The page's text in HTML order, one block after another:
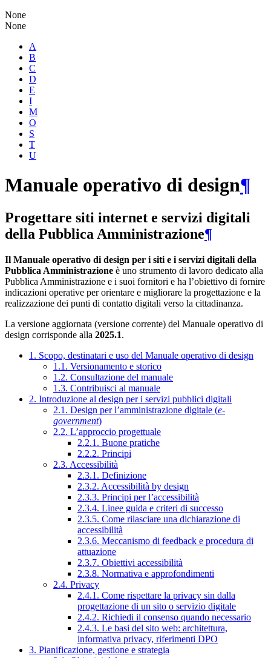
None
None
A
B
C
D
E
I
M
O
S
T
U
Manuale operativo di design¶
Progettare siti internet e servizi digitali
della Pubblica Amministrazione¶
Il Manuale operativo di design per i siti e i servizi digitali della
Pubblica Amministrazione è uno strumento di lavoro dedicato alla
Pubblica Amministrazione e i suoi fornitori e ha l’obiettivo di fornire
indicazioni operative per orientare e migliorare la progettazione e la
realizzazione dei punti di contatto digitali verso la cittadinanza.
La versione aggiornata (versione corrente) del Manuale operativo di
design corrisponde alla 2025.1.
1. Scopo, destinatari e uso del Manuale operativo di design
1.1. Versionamento e storico
1.2. Consultazione del manuale
1.3. Contribuisci al manuale
2. Introduzione al design per i servizi pubblici digitali
2.1. Design per l’amministrazione digitale (e-
government)
2.2. L’approccio progettuale
2.2.1. Buone pratiche
2.2.2. Principi
2.3. Accessibilità
2.3.1. Definizione
2.3.2. Accessibilità by design
2.3.3. Principi per l’accessibilità
2.3.4. Linee guida e criteri di successo
2.3.5. Come rilasciare una dichiarazione di
accessibilità
2.3.6. Meccanismo di feedback e procedura di
attuazione
2.3.7. Obiettivi accessibilità
2.3.8. Normativa e approfondimenti
2.4. Privacy
2.4.1. Come rispettare la privacy sin dalla
progettazione di un sito o servizio digitale
2.4.2. Richiedi il consenso quando necessario
2.4.3. Le basi del sito web: architettura,
informativa privacy, riferimenti DPO
3. Pianificazione, gestione e strategia